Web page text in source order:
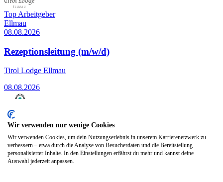
Top Arbeitgeber
Ellmau
08.08.2026
Rezeptionsleitung (m/w/d)
Tirol Lodge Ellmau
08.08.2026
Kirchbichl
25.07.2026
Technische:r Zeichner:in (m/w/d)
Wir verwenden nur wenige Cookies
Wir verwenden Cookies, um dein Nutzungserlebnis in unserem Karrierenetzwerk zu
verbessern – etwa durch die Analyse von Besucherdaten und die Bereitstellung
personalisierter Inhalte. In den Einstellungen erfährst du mehr und kannst deine
Auswahl jederzeit anpassen.